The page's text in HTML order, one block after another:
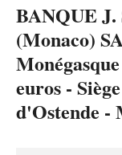
BANQUE
(Monaco)
euros -
d'Ostende -